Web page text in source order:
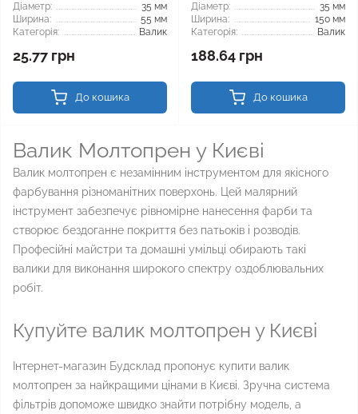
Діаметр:
35 мм
Ширина:
55 мм
Категорія:
Валик
25.77 грн
До кошика
Діаметр:
35 мм
Ширина:
150 мм
Категорія:
Валик
188.64 грн
До кошика
Валик Молтопрен у Києві
Валик молтопрен є незамінним інструментом для якісного
фарбування різноманітних поверхонь. Цей малярний
інструмент забезпечує рівномірне нанесення фарби та
створює бездоганне покриття без патьоків і розводів.
Професійні майстри та домашні умільці обирають такі
валики для виконання широкого спектру оздоблювальних
робіт.
Купуйте валик молтопрен у Києві
Інтернет-магазин Будсклад пропонує купити валик
молтопрен за найкращими цінами в Києві. Зручна система
фільтрів допоможе швидко знайти потрібну модель, а